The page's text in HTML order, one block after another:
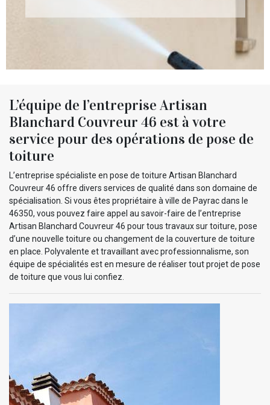
L’équipe de l’entreprise Artisan
Blanchard Couvreur 46 est à votre
service pour des opérations de pose de
toiture
L’entreprise spécialiste en pose de toiture Artisan Blanchard
Couvreur 46 offre divers services de qualité dans son domaine de
spécialisation. Si vous êtes propriétaire à ville de Payrac dans le
46350, vous pouvez faire appel au savoir-faire de l’entreprise
Artisan Blanchard Couvreur 46 pour tous travaux sur toiture, pose
d’une nouvelle toiture ou changement de la couverture de toiture
en place. Polyvalente et travaillant avec professionnalisme, son
équipe de spécialités est en mesure de réaliser tout projet de pose
de toiture que vous lui confiez.